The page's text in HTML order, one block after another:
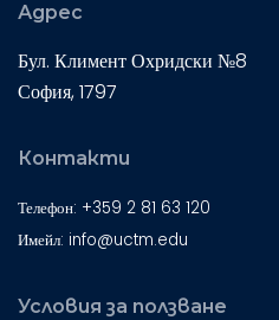
Адрес
Бул. Климент Охридски №8
София, 1797
Контакти
Телефон: +359 2 81 63 120
Имейл: info@uctm.edu
Условия за ползване